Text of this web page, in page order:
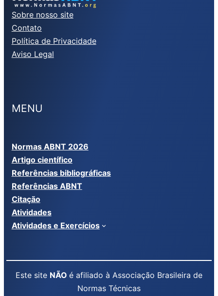
Sobre nosso site
Contato
Política de Privacidade
Aviso Legal
MENU
Normas ABNT 2026
Artigo científico
Referências bibliográficas
Referências ABNT
Citação
Atividades
Atividades e Exercícios
Este site NÃO é afiliado à Associação Brasileira de
Normas Técnicas